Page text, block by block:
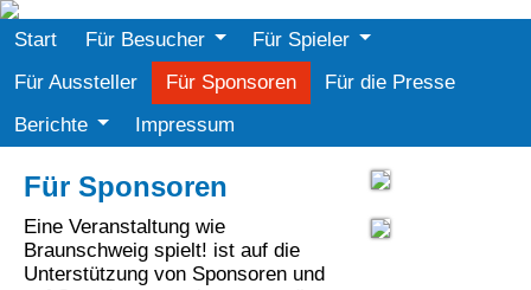
Start Für Besucher
Für Spieler
Für Aussteller
Für Sponsoren
Für die Presse
Berichte
Impressum
Für Sponsoren
Eine Veranstaltung wie
Braunschweig spielt! ist auf die
Unterstützung von Sponsoren und